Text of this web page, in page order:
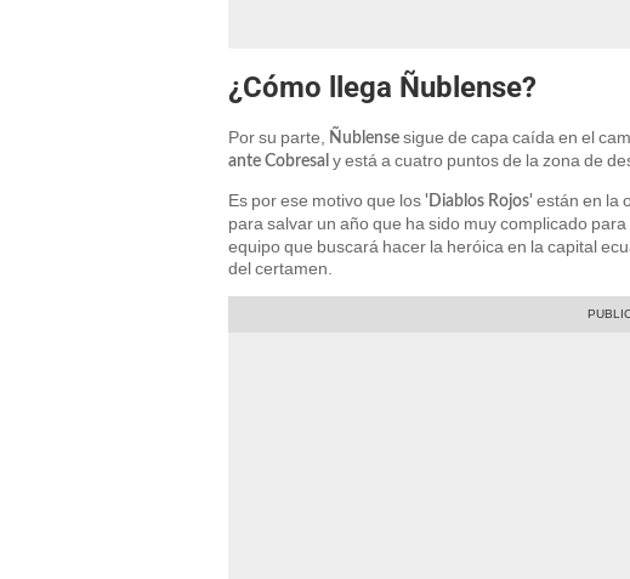
¿Cómo llega Ñublense?
Por su parte, Ñublense sigue de capa caída en el
ante Cobresal y está a cuatro puntos de la zona de
Es por ese motivo que los 'Diablos Rojos' están en la
para salvar un año que ha sido muy complicado para
equipo que buscará hacer la heróica en la capital
del certamen.